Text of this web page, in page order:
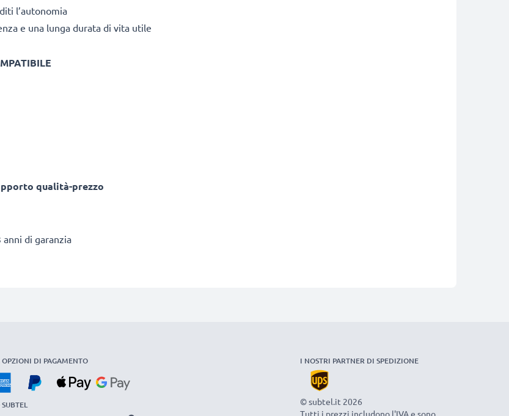
l’autonomia
e una lunga durata di vita utile
qualità-prezzo
di garanzia
OPZIONI DI PAGAMENTO I NOSTRI PARTNER DI SPEDIZIONE
© subtel.it 2026
Tutti i prezzi includono l'IVA e sono